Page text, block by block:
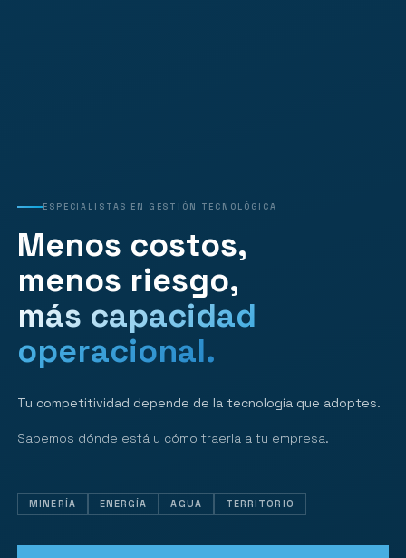
ESPECIALISTAS EN GESTIÓN TECNOLÓGICA
Menos costos,
menos riesgo,
más capacidad
operacional.
Tu competitividad depende de la tecnología que adoptes.
Sabemos dónde está y cómo traerla a tu empresa.
MINERÍA ENERGÍA AGUA TERRITORIO